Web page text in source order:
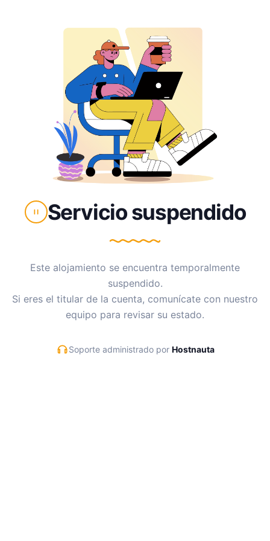
Servicio suspendido
Este alojamiento se encuentra temporalmente
suspendido.
Si eres el titular de la cuenta, comunícate con nuestro
equipo para revisar su estado.
Soporte administrado por Hostnauta